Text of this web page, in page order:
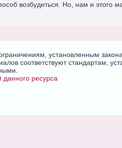
возбудиться. Но, нам и этого
установленным
соответствуют стандартам,
ресурса